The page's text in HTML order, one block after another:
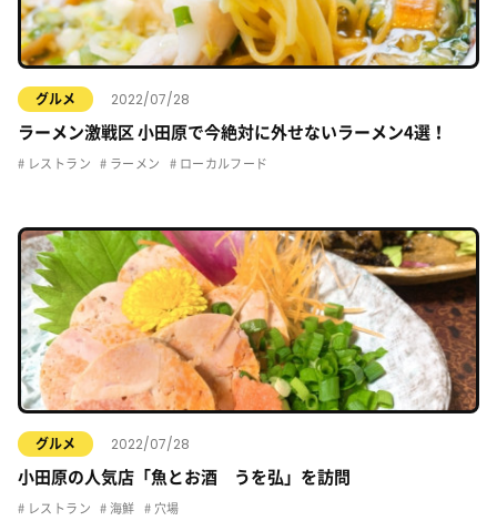
グルメ 2022/07/28
ラーメン激戦区 小田原で今絶対に外せないラーメン4選！
レストラン ラーメン ローカルフード
グルメ 2022/07/28
小田原の人気店「魚とお酒 うを弘」を訪問
レストラン 海鮮 穴場